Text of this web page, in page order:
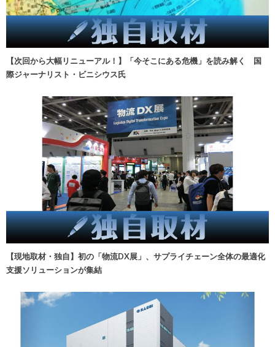
【次回から大幅リニューアル！】「今そこにある危機」を読み解く 国
際ジャーナリスト・ビニシウス氏
【現地取材・独自】初の「物流DX展」、サプライチェーン全体の最適化
支援ソリューションが集結